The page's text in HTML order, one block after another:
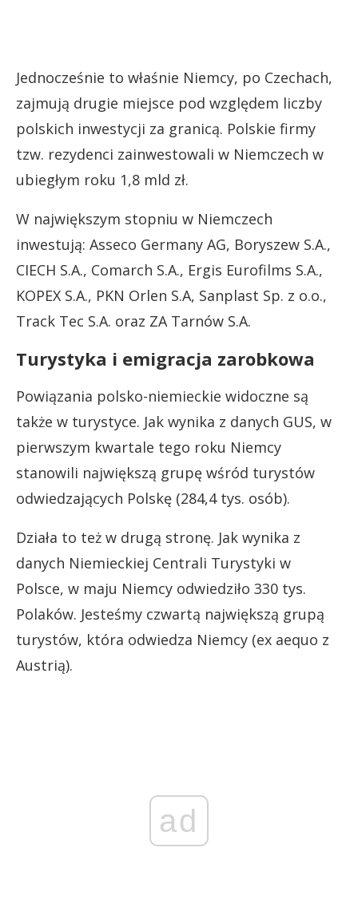
Jednocześnie to właśnie Niemcy, po Czechach,
zajmują drugie miejsce pod względem liczby
polskich inwestycji za granicą. Polskie firmy
tzw. rezydenci zainwestowali w Niemczech w
ubiegłym roku 1,8 mld zł.
W największym stopniu w Niemczech
inwestują: Asseco Germany AG, Boryszew S.A.,
CIECH S.A., Comarch S.A., Ergis Eurofilms S.A.,
KOPEX S.A., PKN Orlen S.A, Sanplast Sp. z o.o.,
Track Tec S.A. oraz ZA Tarnów S.A.
Turystyka i emigracja zarobkowa
Powiązania polsko-niemieckie widoczne są
także w turystyce. Jak wynika z danych GUS, w
pierwszym kwartale tego roku Niemcy
stanowili największą grupę wśród turystów
odwiedzających Polskę (284,4 tys. osób).
Działa to też w drugą stronę. Jak wynika z
danych Niemieckiej Centrali Turystyki w
Polsce, w maju Niemcy odwiedziło 330 tys.
Polaków. Jesteśmy czwartą największą grupą
turystów, która odwiedza Niemcy (ex aequo z
Austrią).
ad